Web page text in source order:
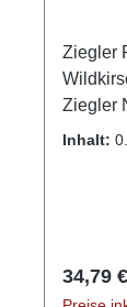
Ziegler
Wildkirschblüte
Ziegler
Freud
Jeder
Inhalt:
34,79 €